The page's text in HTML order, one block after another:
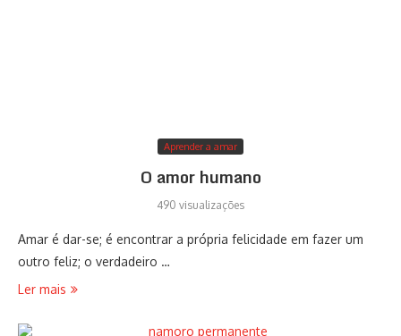
Aprender a amar
O amor humano
490 visualizações
Amar é dar-se; é encontrar a própria felicidade em fazer um
outro feliz; o verdadeiro …
Ler mais